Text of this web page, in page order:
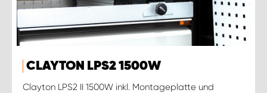
CLAYTON LPS2 1500W
Clayton LPS2 II 1500W inkl. Montageplatte und